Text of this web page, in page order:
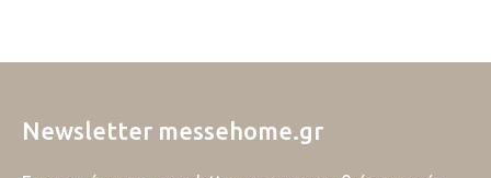
Newsletter messehome.gr